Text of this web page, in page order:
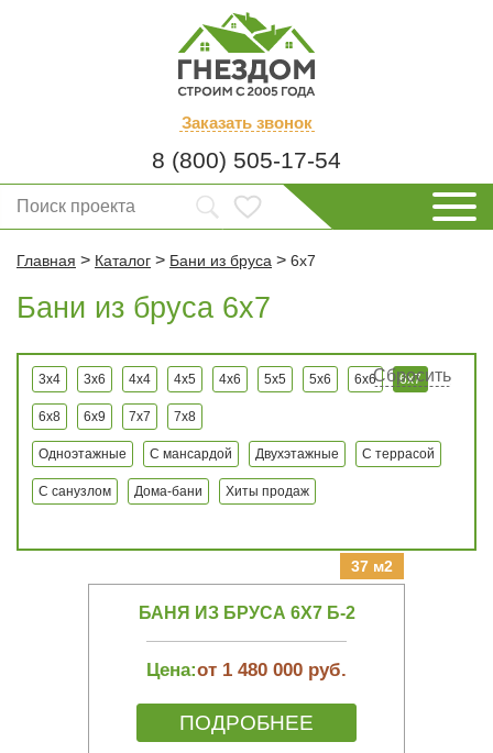
Заказать звонок
8 (800) 505-17-54
Главная > Каталог > Бани из бруса > 6x7
Бани из бруса 6x7
Сбросить
3x4 3x6 4x4 4x5 4x6 5x5 5x6 6x6 6x7
6x8 6x9 7x7 7x8
Одноэтажные С мансардой Двухэтажные С террасой
С санузлом Дома-бани Хиты продаж
37 м2
БАНЯ ИЗ БРУСА 6Х7 Б-2
Цена:от 1 480 000 руб.
ПОДРОБНЕЕ